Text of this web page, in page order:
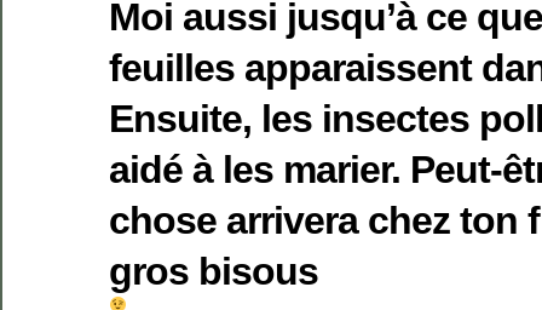
Moi aussi jusqu’à ce
feuilles apparaissent
Ensuite, les insectes
aidé à les marier. Peut-
chose arrivera chez ton
gros bisous